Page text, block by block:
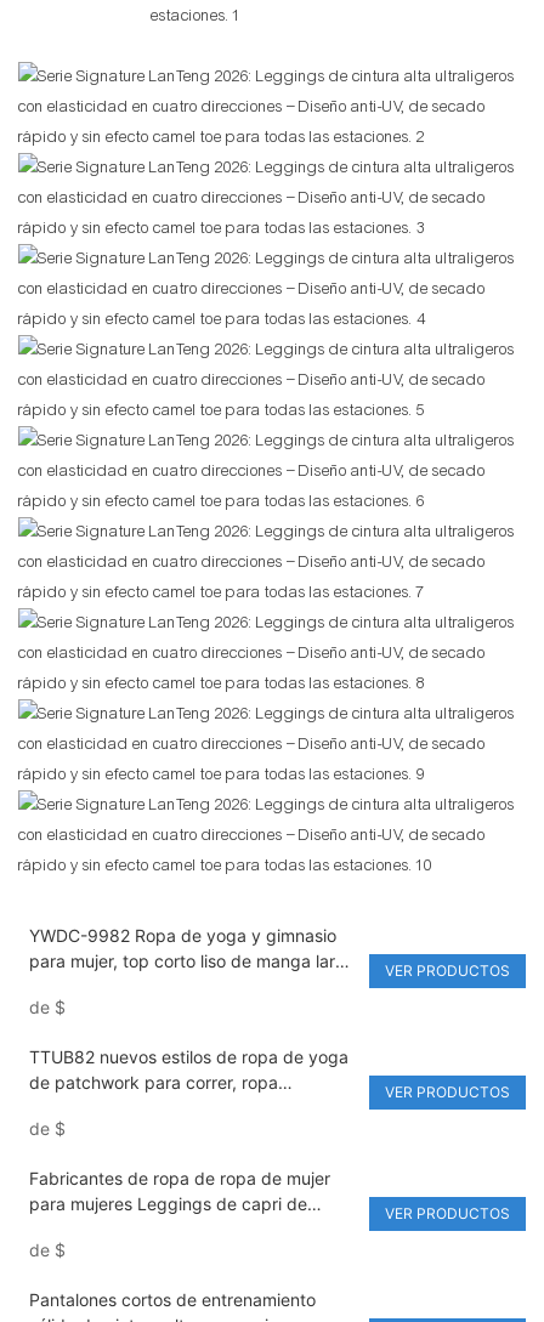
YWDC-9982 Ropa de yoga y gimnasio
para mujer, top corto liso de manga larga
cintura alta con cintura elástica y
de $
VER PRODUCTOS
TTUB82 nuevos estilos de ropa de yoga
de patchwork para correr, ropa
secado rápido
de $
VER PRODUCTOS
Fabricantes de ropa de ropa de mujer
para mujeres Leggings de capri de
de $
VER PRODUCTOS
Pantalones cortos de entrenamiento